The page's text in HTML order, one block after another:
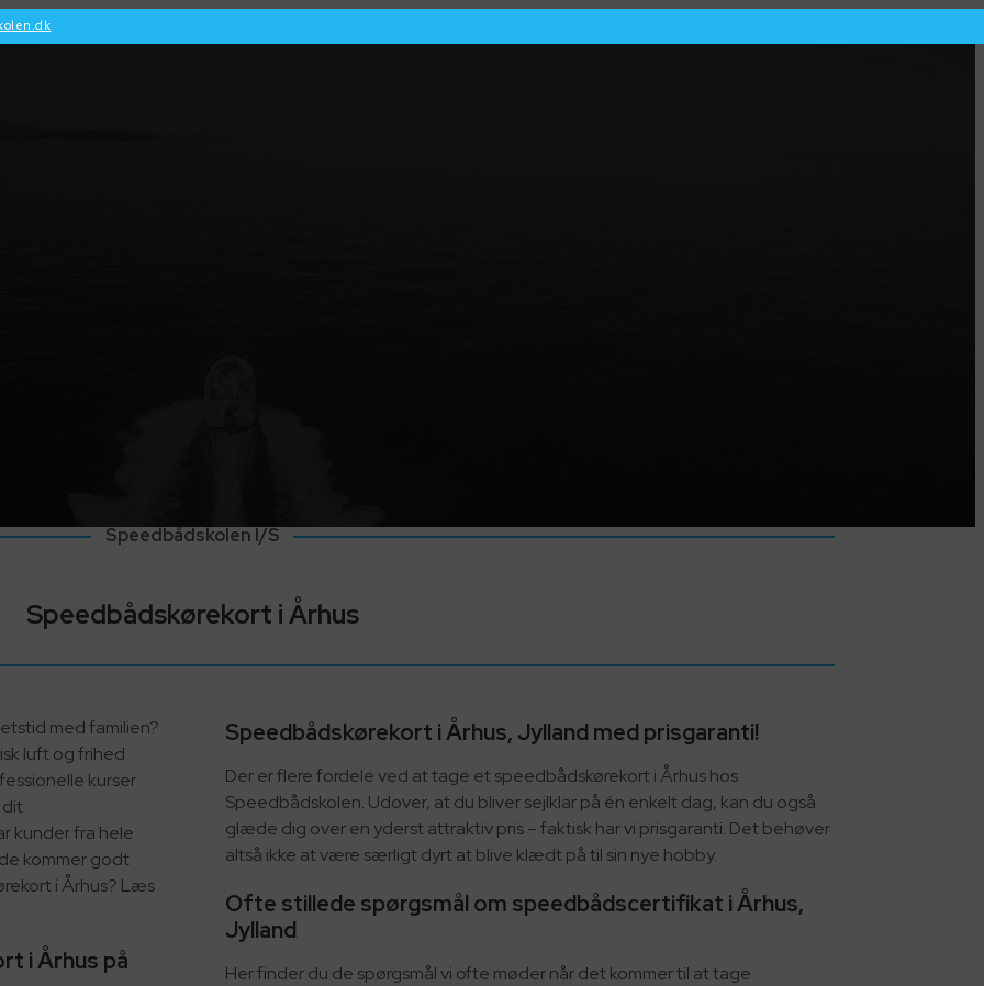
Speedbådskolen I/S
Speedbådskørekort i Århus
med familien?
luft og frihed
kurser
kunder fra hele
kommer godt
i Århus? Læs
i Århus på
Speedbådskørekort i Århus, Jylland med prisgaranti!
Der er flere fordele ved at tage et speedbådskørekort i Århus hos
Speedbådskolen. Udover, at du bliver sejlklar på én enkelt dag, kan du også
glæde dig over en yderst attraktiv pris – faktisk har vi prisgaranti. Det behøver
altså ikke at være særligt dyrt at blive klædt på til sin nye hobby.
Ofte stillede spørgsmål om speedbådscertifikat i Århus,
Jylland
Her finder du de spørgsmål vi ofte møder når det kommer til at tage